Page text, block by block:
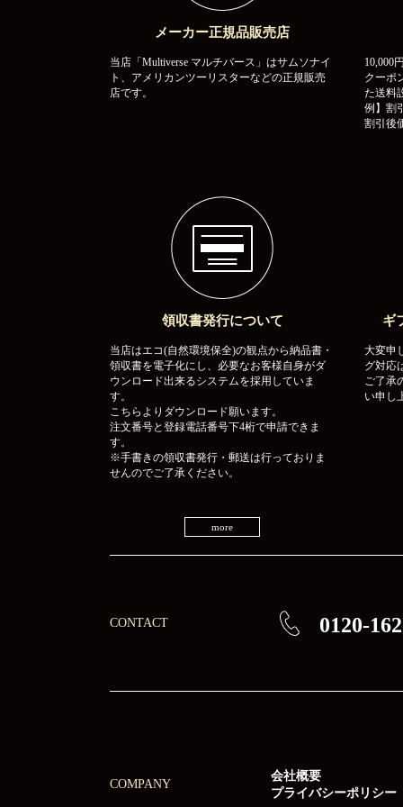
メーカー正規品販売店
当店「Multiverse マルチバース」はサムソナイ
ト、アメリカンツーリスターなどの正規販売
店です。
10,000
クーポ
た送料
例】割
割引後
領収書発行について
当店はエコ(自然環境保全)の観点から納品書・
領収書を電子化にし、必要なお客様自身がダ
ウンロード出来るシステムを採用していま
す。
こちらよりダウンロード願います。
注文番号と登録電話番号下4桁で申請できま
す。
※手書きの領収書発行・郵送は行っておりま
せんのでご了承ください。
more
ギ
大変申
グ対応
ご了承
い申し
CONTACT 0120-
COMPANY
会社概要
プライバシーポリシー